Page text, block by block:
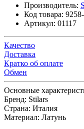
Производитель:
Код товара:
Артикул: 01117
Качество
Доставка
Кратко об оплате
Обмен
Основные
Бренд: Stilars
Страна: Италия
Материал: Латунь